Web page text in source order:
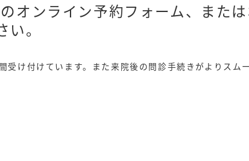
オンライン予約フォーム、また
。
受け付けています。 また来院後の問診手続きがよりスムー